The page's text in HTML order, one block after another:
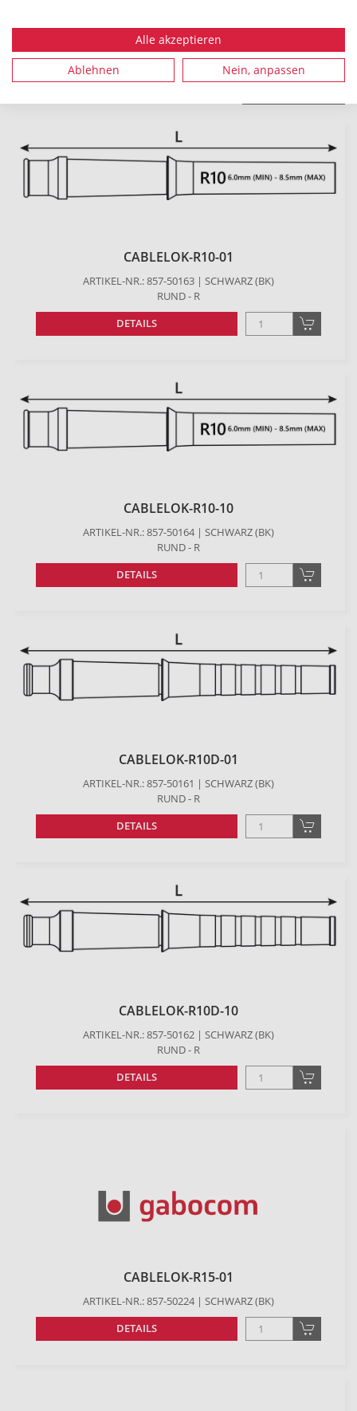
Alle akzeptieren
Ablehnen Nein, anpassen
Es konnten21Produkte zu Ihren Suchkriterien
gefunden werden.
CABLELOK-R10-01
ARTIKEL-NR.: 857-50163 | SCHWARZ (BK)
RUND - R
DETAILS
CABLELOK-R10-10
ARTIKEL-NR.: 857-50164 | SCHWARZ (BK)
RUND - R
DETAILS
CABLELOK-R10D-01
ARTIKEL-NR.: 857-50161 | SCHWARZ (BK)
RUND - R
DETAILS
CABLELOK-R10D-10
ARTIKEL-NR.: 857-50162 | SCHWARZ (BK)
RUND - R
DETAILS
CABLELOK-R15-01
ARTIKEL-NR.: 857-50224 | SCHWARZ (BK)
DETAILS